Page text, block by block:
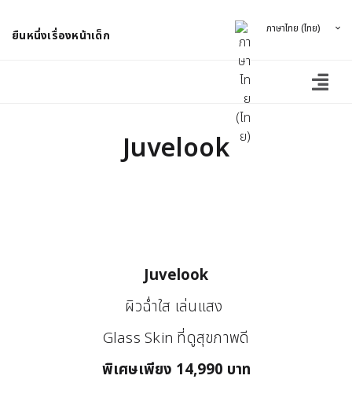
ยืนหนึ่งเรื่องหน้าเด็ก ภาษาไทย (ไทย)
Juvelook
Juvelook
ผิวฉ่ำใส เล่นแสง
Glass Skin ที่ดูสุขภาพดี
พิเศษเพียง 14,990 บาท